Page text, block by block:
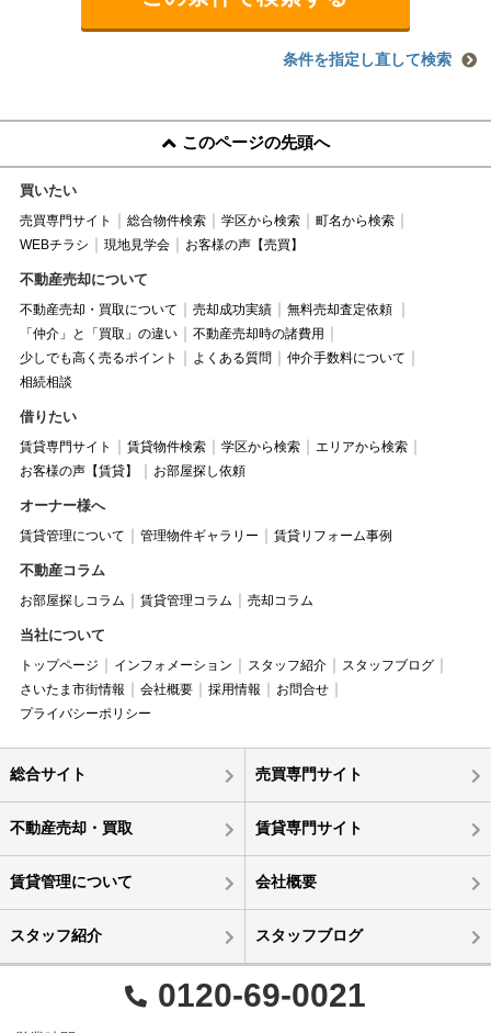
条件を指定し直して検索
このページの先頭へ
買いたい
売買専門サイト 総合物件検索 学区から検索
町名から検索
WEBチラシ
現地見学会 お客様の声【売買】
不動産売却について
不動産売却・買取について 売却成功実績
無料売却査定依頼
「仲介」と「買取」の違い
不動産売却時の諸費用
少しでも高く売るポイント
よくある質問
仲介手数料について
相続相談
借りたい
賃貸専門サイト 賃貸物件検索 学区から検索
エリアから検索
お客様の声【賃貸】
お部屋探し依頼
オーナー様へ
賃貸管理について 管理物件ギャラリー 賃貸リフォーム事例
不動産コラム
お部屋探しコラム 賃貸管理コラム 売却コラム
当社について
トップページ インフォメーション スタッフ紹介
スタッフブログ
さいたま市街情報
会社概要 採用情報
お問合せ
プライバシーポリシー
総合サイト 売買専門サイト
不動産売却・買取 賃貸専門サイト
賃貸管理について 会社概要
スタッフ紹介 スタッフブログ
0120-69-0021